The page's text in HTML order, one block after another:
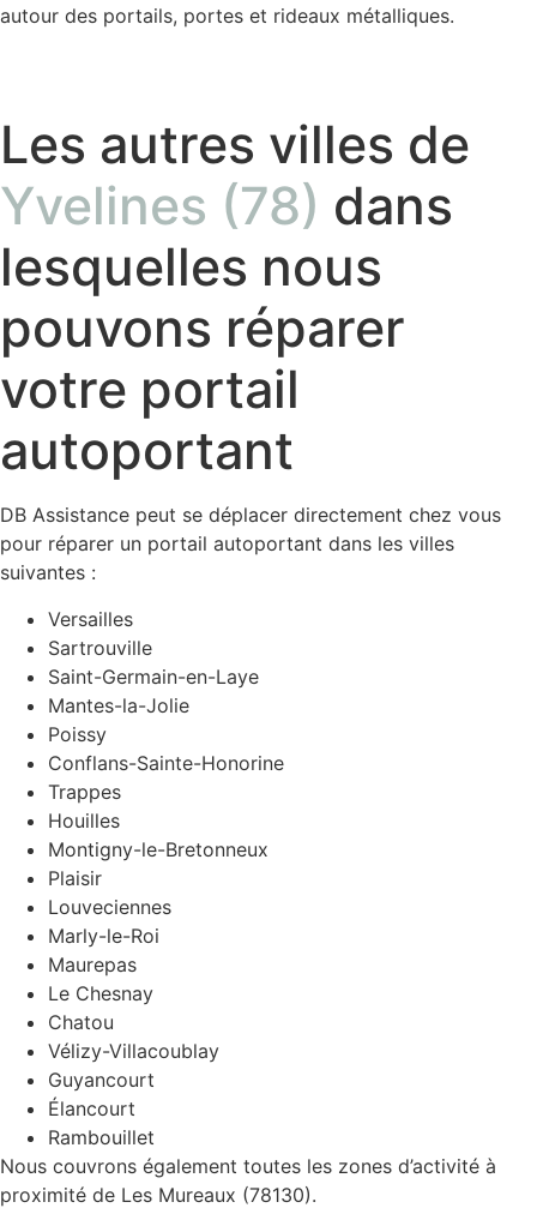
autour des portails, portes et rideaux métalliques.
Les autres villes de
Yvelines (78) dans
lesquelles nous
pouvons réparer
votre portail
autoportant
DB Assistance peut se déplacer directement chez vous
pour réparer un portail autoportant dans les villes
suivantes :
Versailles
Sartrouville
Saint-Germain-en-Laye
Mantes-la-Jolie
Poissy
Conflans-Sainte-Honorine
Trappes
Houilles
Montigny-le-Bretonneux
Plaisir
Louveciennes
Marly-le-Roi
Maurepas
Le Chesnay
Chatou
Vélizy-Villacoublay
Guyancourt
Élancourt
Rambouillet
Nous couvrons également toutes les zones d’activité à
proximité de Les Mureaux (78130).